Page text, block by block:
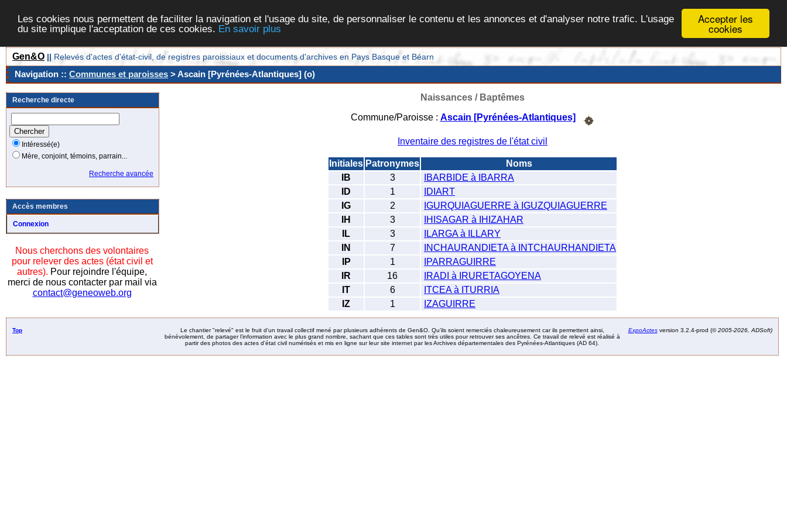
Accepter les
cookies
Les cookies nous permettent de faciliter la navigation et l'usage du site, de personnaliser le contenu et les annonces et d'analyser notre trafic. L'usage
du site implique l'acceptation de ces cookies. En savoir plus
Gen&O || Relevés d'actes d'état-civil, de registres paroissiaux et documents d'archives en Pays Basque et Béarn
Navigation :: Communes et paroisses > Ascain [Pyrénées-Atlantiques] (o)
Recherche directe
Intéressé(e)
Mère, conjoint, témoins, parrain...
Recherche avancée
Accès membres
Connexion
Nous cherchons des volontaires
pour relever des actes (état civil et
autres). Pour rejoindre l'équipe,
merci de nous contacter par mail via
contact@geneoweb.org
Naissances / Baptêmes
Commune/Paroisse : Ascain [Pyrénées-Atlantiques]
Inventaire des registres de l'état civil
Initiales Patronymes
Noms
IB
3
IBARBIDE à IBARRA
ID
1
IDIART
IG
2
IGURQUIAGUERRE à IGUZQUIAGUERRE
IH
3
IHISAGAR à IHIZAHAR
IL
3
ILARGA à ILLARY
IN
7
INCHAURANDIETA à INTCHAURHANDIETA
IP
1
IPARRAGUIRRE
IR
16
IRADI à IRURETAGOYENA
IT
6
ITCEA à ITURRIA
IZ
1 IZAGUIRRE
Top
Le chantier "relevé" est le fruit d’un travail collectif mené par plusieurs adhérents de Gen&O. Qu’ils soient remerciés chaleureusement car ils permettent ainsi,
bénévolement, de partager l’information avec le plus grand nombre, sachant que ces tables sont très utiles pour retrouver ses ancêtres. Ce travail de relevé est réalisé à
partir des photos des actes d’état civil numérisés et mis en ligne sur leur site internet par les Archives départementales des Pyrénées-Atlantiques (AD 64).
ExpoActesversion 3.2.4-prod (©2005-2026, ADSoft)